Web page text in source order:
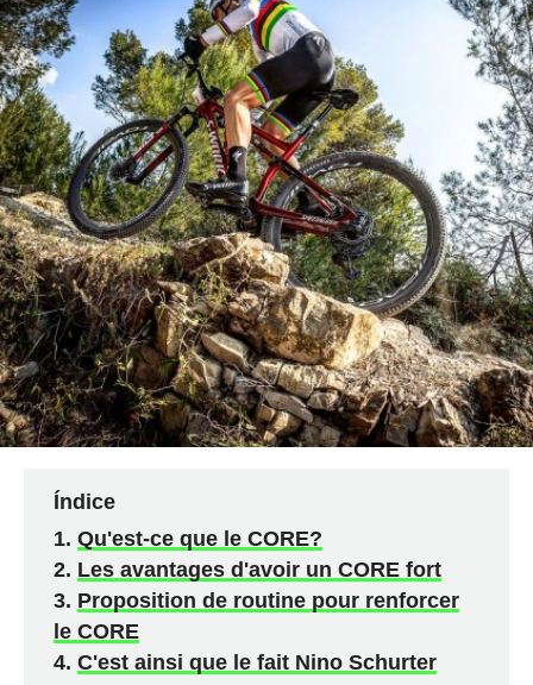
Índice
Qu'est-ce que le CORE?
Les avantages d'avoir un CORE fort
Proposition de routine pour renforcer
le CORE
C'est ainsi que le fait Nino Schurter